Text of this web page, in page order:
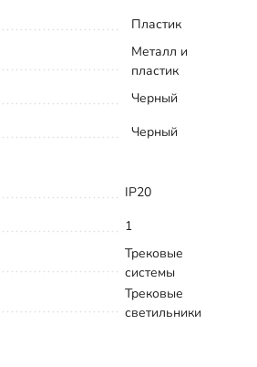
Пластик
Металл и
пластик
Черный
Черный
IP20
1
Трековые
системы
Трековые
светильники